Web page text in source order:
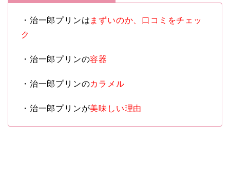
・治一郎プリンは まずいのか、口コミをチェッ
ク
・治一郎プリンの容器
・治一郎プリンのカラメル
・治一郎プリンが美味しい理由